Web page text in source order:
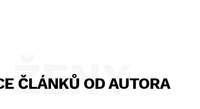
ČLÁNKŮ OD AUTORA
ŽENY